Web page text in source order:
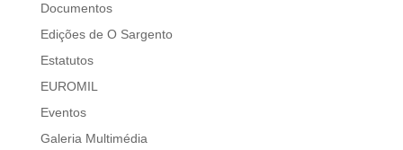
Documentos
Edições de O Sargento
Estatutos
EUROMIL
Eventos
Galeria Multimédia